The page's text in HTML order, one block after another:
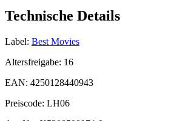
Technische Details
Label: Best Movies
Altersfreigabe: 16
EAN: 4250128440943
Preiscode: LH06